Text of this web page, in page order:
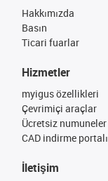
Hakkımızda
Basın
Ticari fuarlar
Hizmetler
myigus özellikleri
Çevrimiçi araçlar
Ücretsiz numuneler
CAD indirme portalı
İletişim